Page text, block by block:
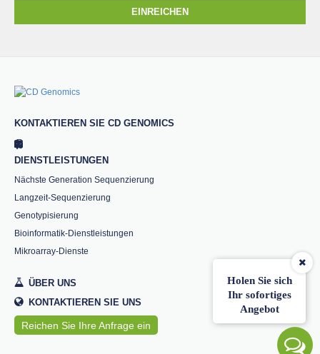
Holen Sie sich
Ihr sofortiges
Angebot
EINREICHEN
KONTAKTIEREN SIE CD GENOMICS
DIENSTLEISTUNGEN
Nächste Generation Sequenzierung
Langzeit-Sequenzierung
Genotypisierung
Bioinformatik-Dienstleistungen
Mikroarray-Dienste
ÜBER UNS
KONTAKTIEREN SIE UNS
Reichen Sie Ihre Anfrage ein